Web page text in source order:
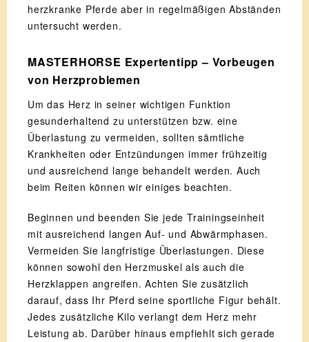
herzkranke Pferde aber in regelmäßigen Abständen
untersucht werden.
MASTERHORSE Expertentipp – Vorbeugen
von Herzproblemen
Um das Herz in seiner wichtigen Funktion
gesunderhaltend zu unterstützen bzw. eine
Überlastung zu vermeiden, sollten sämtliche
Krankheiten oder Entzündungen immer frühzeitig
und ausreichend lange behandelt werden. Auch
beim Reiten können wir einiges beachten.
Beginnen und beenden Sie jede Trainingseinheit
mit ausreichend langen Auf- und Abwärmphasen.
Vermeiden Sie langfristige Überlastungen. Diese
können sowohl den Herzmuskel als auch die
Herzklappen angreifen. Achten Sie zusätzlich
darauf, dass Ihr Pferd seine sportliche Figur behält.
Jedes zusätzliche Kilo verlangt dem Herz mehr
Leistung ab. Darüber hinaus empfiehlt sich gerade